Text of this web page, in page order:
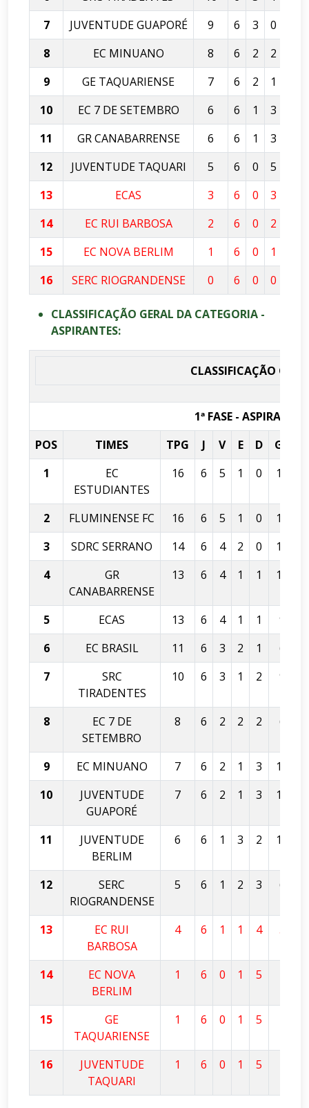
7
JUVENTUDE GUAPORÉ 9 6 3 0
8
EC MINUANO 8 6 2 2
9
GE TAQUARIENSE 7 6 2 1
10
EC 7 DE SETEMBRO 6 6 1 3
11
GR CANABARRENSE 6 6 1 3
12
JUVENTUDE TAQUARI 5 6 0 5
13
ECAS 3 6 0 3
14
EC RUI BARBOSA 2 6 0 2
15
EC NOVA BERLIM 1 6 0 1
16
SERC RIOGRANDENSE 0 6 0 0
CLASSIFICAÇÃO GERAL DA CATEGORIA -
ASPIRANTES:
CLASSIFICAÇÃO
1ª FASE - ASPIRANTES
POS
TIMES TPG J V E D GP
1
EC
ESTUDIANTES
16 6 5 1 0 16
2 FLUMINENSE FC 16 6 5 1 0 12
3
SDRC SERRANO 14 6 4 2 0 12
4
GR
CANABARRENSE
13 6 4 1 1 19
5 ECAS 13 6 4 1 1 9
6
EC BRASIL 11 6 3 2 1 6
7
SRC
TIRADENTES
10 6 3 1 2 9
8
EC 7 DE
SETEMBRO
8 6 2 2 2 6
9 EC MINUANO 7 6 2 1 3 11
10
JUVENTUDE
GUAPORÉ
7 6 2 1 3 11
11
JUVENTUDE
BERLIM
6 6 1 3 2 12
12
SERC
RIOGRANDENSE
5 6 1 2 3 6
13
EC RUI
BARBOSA
4 6 1 1 4 5
14
EC NOVA
BERLIM
1 6 0 1 5
15
GE
TAQUARIENSE
1 6 0 1 5
16
JUVENTUDE
TAQUARI
1 6 0 1 5